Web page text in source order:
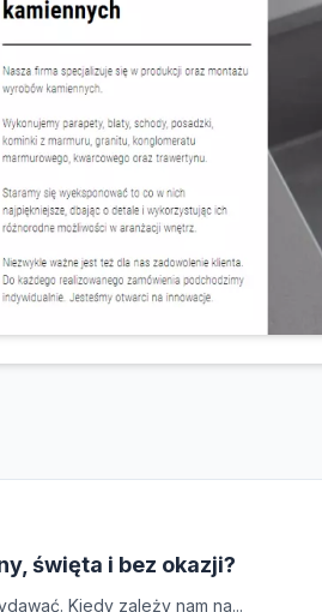
święta i bez okazji?
Kiedy zależy nam na...